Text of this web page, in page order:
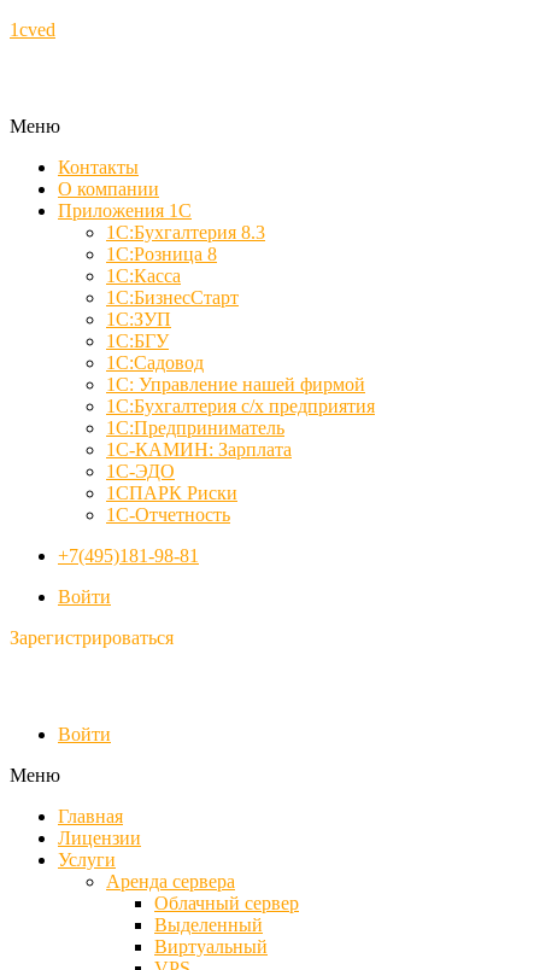
1cved
Меню
Контакты
О компании
Приложения 1С
1С:Бухгалтерия 8.3
1С:Розница 8
1С:Касса
1С:БизнесСтарт
1С:ЗУП
1С:БГУ
1С:Садовод
1С: Управление нашей фирмой
1С:Бухгалтерия с/х предприятия
1С:Предприниматель
1С-КАМИН: Зарплата
1С-ЭДО
1СПАРК Риски
1С-Отчетность
+7(495)181-98-81
Войти
Зарегистрироваться
Войти
Меню
Главная
Лицензии
Услуги
Аренда сервера
Облачный сервер
Выделенный
Виртуальный